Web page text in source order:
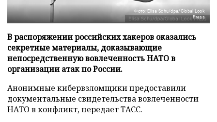
Фото: Elisa Schu/dpa/Global Look
Press
В распоряжении российских хакеров оказались
секретные материалы, доказывающие
непосредственную вовлеченность НАТО в
организации атак по России.
Анонимные кибервзломщики предоставили
документальные свидетельства вовлеченности
НАТО в конфликт, передаетТАСС.